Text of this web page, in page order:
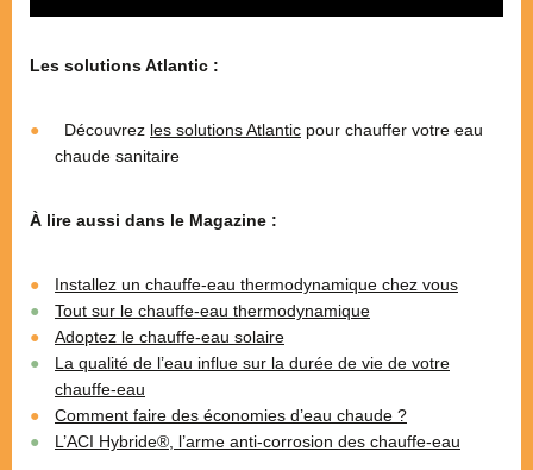
Les solutions Atlantic :
Découvrez les solutions Atlantic pour chauffer votre eau
chaude sanitaire
À lire aussi dans le Magazine :
Installez un chauffe-eau thermodynamique chez vous
Tout sur le chauffe-eau thermodynamique
Adoptez le chauffe-eau solaire
La qualité de l’eau influe sur la durée de vie de votre
chauffe-eau
Comment faire des économies d’eau chaude ?
L’ACI Hybride®, l’arme anti-corrosion des chauffe-eau